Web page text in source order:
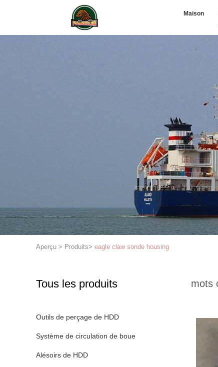
Maison
Aperçu > Produits> eagle claw sonde housing
Tous les produits
Outils de perçage de HDD
Système de circulation de boue
Alésoirs de HDD
mots